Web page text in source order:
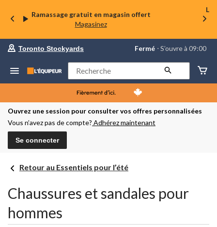
Ramassage gratuit en magasin offert
Magasinez
La
préféré
Toronto
Stockyards,
courament
Fermé,
S’ouvre
à
Toronto Stockyards Fermé ⋅ S’ouvre à 09:00
Rechercher
Ouvrez une session pour consulter vos offres personnalisées
Vous n’avez pas de compte? Adhérez maintenant
Se connecter
Retour au Essentiels pour l’été
Chaussures et sandales pour
hommes